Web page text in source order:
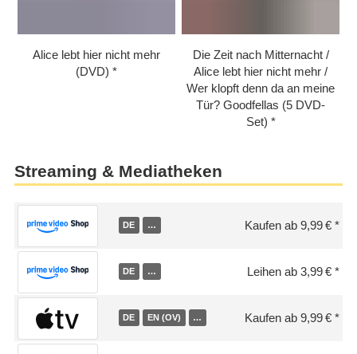
Alice lebt hier nicht mehr
(DVD)
Die Zeit nach Mitternacht /​
Alice lebt hier nicht mehr /​
Wer klopft denn da an meine
Tür? Goodfellas (5 DVD-
Set)
Streaming & Mediatheken
DE … Kaufen ab 9,99 €
DE … Leihen ab 3,99 €
DE EN (OV) … Kaufen ab 9,99 €